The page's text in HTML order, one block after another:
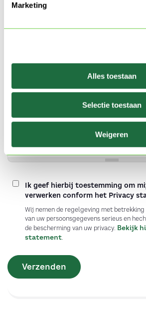
Marketing
Alles toestaan
Selectie toestaan
Weigeren
E-mail*
Vraag of opmerking
Ik geef hierbij toestemming om
verwerken conform het Privacy
Wij nemen de regelgeving met
van uw persoonsgegevens serieus en
de bescherming van uw privacy. Bekijk
statement.